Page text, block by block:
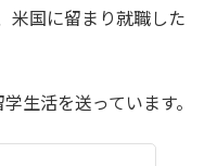
米国に留まり就職した
生活を送っています。